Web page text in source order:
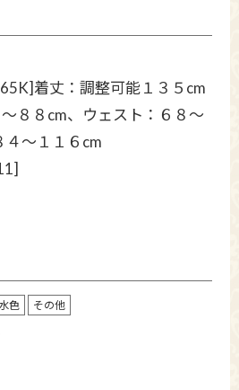
着丈：調整可能１３５cm
８８cm、ウェスト：６８～
４～１１６cm
色 その他